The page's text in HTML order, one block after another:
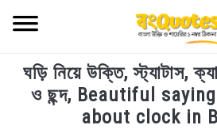
TECHNOLOGY
HEALTH & LIFESTYLE
ঘড়ি নিয়ে উক্তি, স্ট্যাটাস,
ও ছন্দ, Beautiful
about clock in